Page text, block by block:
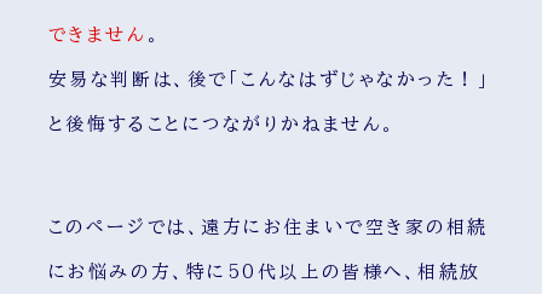
できません 。
安易な判断は、後で「こんなはずじゃなかった！」
と後悔することにつながりかねません。
このページでは、遠方にお住まいで空き家の相続
にお悩みの方、特に50代以上の皆様へ、相続放